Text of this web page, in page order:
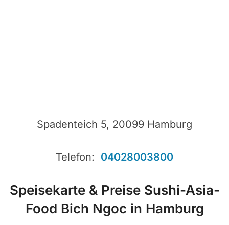
Spadenteich 5, 20099 Hamburg
Telefon: 04028003800
Speisekarte & Preise Sushi-Asia-
Food Bich Ngoc in Hamburg